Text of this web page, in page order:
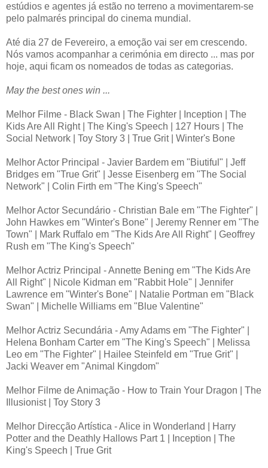
estúdios e agentes já estão no terreno a movimentarem-se
pelo palmarés principal do cinema mundial.
Até dia 27 de Fevereiro, a emoção vai ser em crescendo.
Nós vamos acompanhar a cerimónia em directo ... mas por
hoje, aqui ficam os nomeados de todas as categorias.
May the best ones win ...
Melhor Filme - Black Swan | The Fighter | Inception | The
Kids Are All Right | The King's Speech | 127 Hours | The
Social Network | Toy Story 3 | True Grit | Winter's Bone
Melhor Actor Principal - Javier Bardem em "Biutiful" | Jeff
Bridges em "True Grit" | Jesse Eisenberg em "The Social
Network" | Colin Firth em "The King's Speech"
Melhor Actor Secundário - Christian Bale em "The Fighter" |
John Hawkes em "Winter's Bone" | Jeremy Renner em "The
Town" | Mark Ruffalo em "The Kids Are All Right" | Geoffrey
Rush em "The King's Speech"
Melhor Actriz Principal - Annette Bening em "The Kids Are
All Right" | Nicole Kidman em "Rabbit Hole" | Jennifer
Lawrence em "Winter's Bone" | Natalie Portman em "Black
Swan" | Michelle Williams em "Blue Valentine"
Melhor Actriz Secundária - Amy Adams em "The Fighter" |
Helena Bonham Carter em "The King's Speech" | Melissa
Leo em "The Fighter" | Hailee Steinfeld em "True Grit" |
Jacki Weaver em "Animal Kingdom"
Melhor Filme de Animação - How to Train Your Dragon | The
Illusionist | Toy Story 3
Melhor Direcção Artística - Alice in Wonderland | Harry
Potter and the Deathly Hallows Part 1 | Inception | The
King's Speech | True Grit